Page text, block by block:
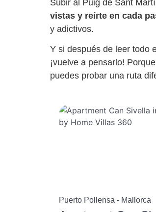
Subir al Puig de Sant
vistas y reírte en cada
y adictivos.
Y si después de leer todo
¡vuelve a pensarlo!
puedes probar una ruta
Puerto Pollensa - Mallorca